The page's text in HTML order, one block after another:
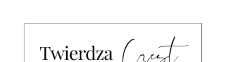
content